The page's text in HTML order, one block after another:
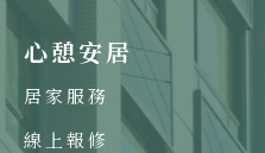
心憩安居
居家服務
線上報修